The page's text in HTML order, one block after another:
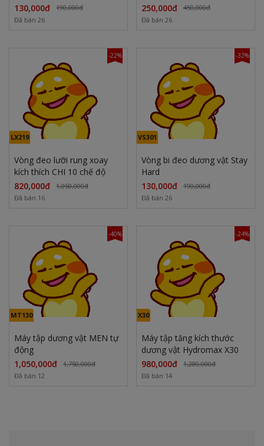
130,000đ
190,000đ
Đã bán 26
250,000đ
450,000đ
Đã bán 26
-22%
LX219
Vòng đeo lưỡi rung xoay
kích thích CHI 10 chế độ
820,000đ
1,050,000đ
Đã bán 16
-32%
VS301
Vòng bi đeo dương vật Stay
Hard
130,000đ
190,000đ
Đã bán 26
-40%
MT130
Máy tập dương vật MEN tự
động
1,050,000đ
1,750,000đ
Đã bán 12
-24%
X30
Máy tập tăng kích thước
dương vật Hydromax X30
980,000đ
1,280,000đ
Đã bán 14